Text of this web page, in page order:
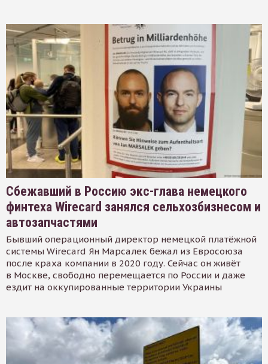
Сбежавший в Россию экс-глава немецкого
финтеха Wirecard занялся сельхозбизнесом и
автозапчастями
Бывший операционный директор немецкой платёжной
системы Wirecard Ян Марсалек бежал из Евросоюза
после краха компании в 2020 году. Сейчас он живёт
в Москве, свободно перемещается по России и даже
ездит на оккупированные территории Украины